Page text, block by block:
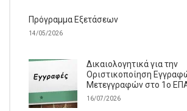
Πρόγραμμα Εξετάσεων
14/05/2026
Δικαιολογητικά για την
Οριστικοποίηση
Μετεγγραφών στο 1ο
16/07/2026